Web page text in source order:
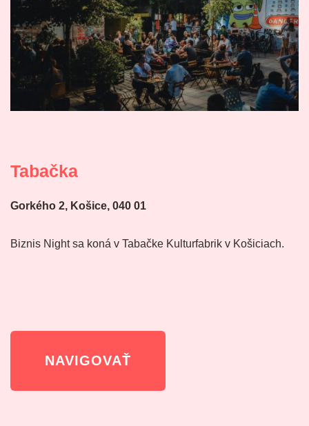
Tabačka
Gorkého 2, Košice, 040 01
Biznis Night sa koná v Tabačke Kulturfabrik v Košiciach.
NAVIGOVAŤ